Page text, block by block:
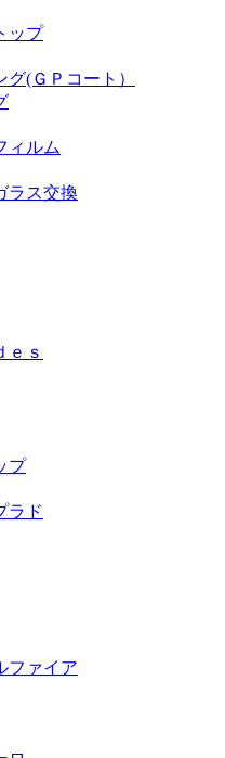
ップ
(ＧＰコート）
ィルム
ラス交換
ｅｓ
プ
ラド
ファイア